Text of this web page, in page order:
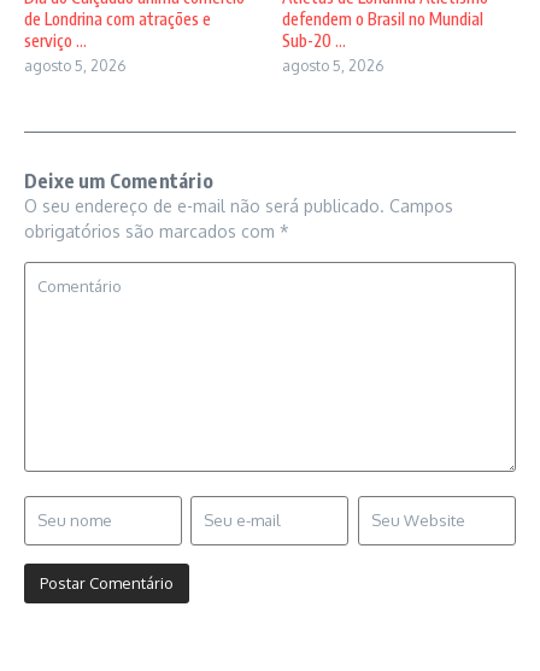
de Londrina com atrações e
serviço ...
agosto 5, 2026
defendem o Brasil no Mundial
Sub-20 ...
agosto 5, 2026
Deixe um Comentário
O seu endereço de e-mail não será publicado. Campos
obrigatórios são marcados com *